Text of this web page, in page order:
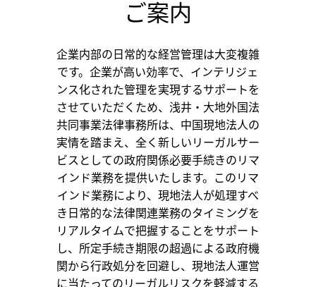
ご案内
企業内部の日常的な経営管理は大変複雑
です。企業が高い効率で、インテリジェ
ンス化された管理を実現するサポートを
させていただくため、浅井・大地外国法
共同事業法律事務所は、中国現地法人の
実情を踏まえ、全く新しいリーガルサー
ビスとしての政府関係必要手続きのリマ
インド業務を提供いたします。このリマ
インド業務により、現地法人が処理すべ
き日常的な法律関連業務のタイミングを
リアルタイムで把握することをサポート
し、所定手続き期限の超過による政府機
関から行政処分を回避し、現地法人運営
に当たってのリーガルリスクを軽減する